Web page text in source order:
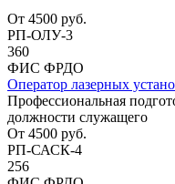
От 4500 руб.
РП-ОЛУ-3
360
ФИС ФРДО
Оператор лазерных
Профессиональная
должности служащего
От 4500 руб.
РП-САСК-4
256